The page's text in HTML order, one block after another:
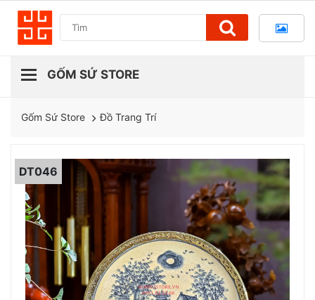
Gốm Sứ Store Đồ Trang Trí
DT046